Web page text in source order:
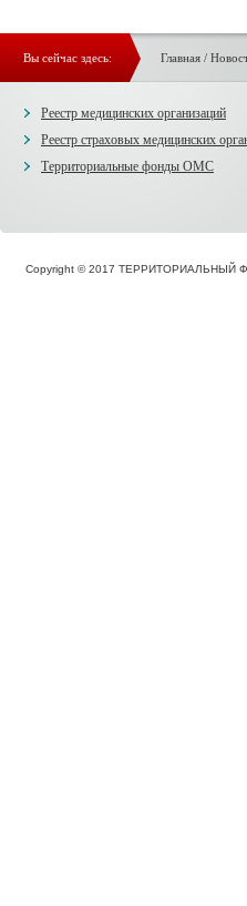
Вы сейчас здесь: Главная/
Реестр медицинских организаций
Реестр страховых медицинских
Территориальные фонды ОМС
Copyright © 2017